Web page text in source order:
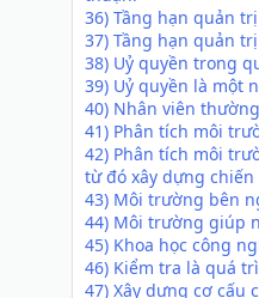
36) Tầng hạn quản
37) Tầng hạn quản
38) Uỷ quyền trong
39) Uỷ quyền là một
40) Nhân viên
41) Phân tích môi
42) Phân tích môi
từ đó xây dựng
43) Môi trường bên
44) Môi trường giúp
45) Khoa học công
46) Kiểm tra là quá
47) Xây dựng cơ cấu